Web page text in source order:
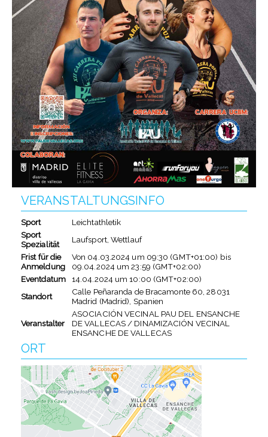
VERANSTALTUNGSINFO
Sport
Leichtathletik
Sport
Spezialität
Laufsport, Wettlauf
Frist für die
Anmeldung
Von 04.03.2024 um 09:30 (GMT+01:00) bis
09.04.2024um23:59 (GMT+02:00)
Eventdatum
14.04.2024um10:00 (GMT+02:00)
Standort
Calle Peñaranda de Bracamonte 60, 28031
Madrid (Madrid), Spanien
Veranstalter
ASOCIACIÓN VECINAL PAU DEL ENSANCHE
DE VALLECAS / DINAMIZACIÓN VECINAL
ENSANCHE DE VALLECAS
ORT